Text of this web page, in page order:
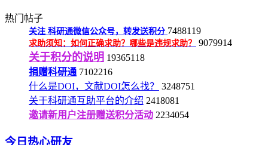
热门帖子
关注 科研通微信公众号，转发送积分 7488119
求助须知：如何正确求助？哪些是违规求助？ 9079914
关于积分的说明 19365118
捐赠科研通 7102216
什么是DOI，文献DOI怎么找？
3248751
关于科研通互助平台的介绍 2418081
邀请新用户注册赠送积分活动 2234054
今日热心研友